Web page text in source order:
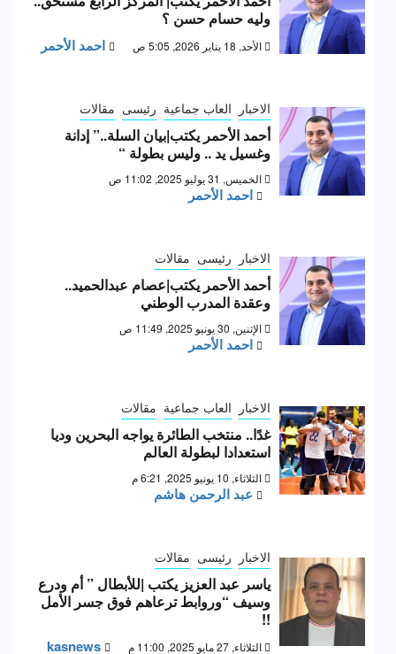
وليه حسام حسن ؟
الأحد, 18 يناير 2026, 5:05 ص احمد الأحمر
الاخبار العاب جماعية رئيسى مقالات
أحمد الأحمر يكتب|بيان السلة..” إدانة
وغسيل يد .. وليس بطولة “
الخميس, 31 يوليو 2025, 11:02 ص
احمد الأحمر
الاخبار رئيسى مقالات
أحمد الأحمر يكتب|عصام عبدالحميد..
وعقدة المدرب الوطني
الإثنين, 30 يونيو 2025, 11:49 ص
احمد الأحمر
الاخبار العاب جماعية مقالات
غدًا.. منتخب الطائرة يواجه البحرين وديا
استعدادا لبطولة العالم
الثلاثاء, 10 يونيو 2025, 6:21 م
عبد الرحمن هاشم
الاخبار رئيسى مقالات
ياسر عبد العزيز يكتب |للأبطال ” أم ودرع
وسيف “وروابط ترعاهم فوق جسر الأمل
!!
الثلاثاء, 27 مايو 2025, 11:00 م kasnews